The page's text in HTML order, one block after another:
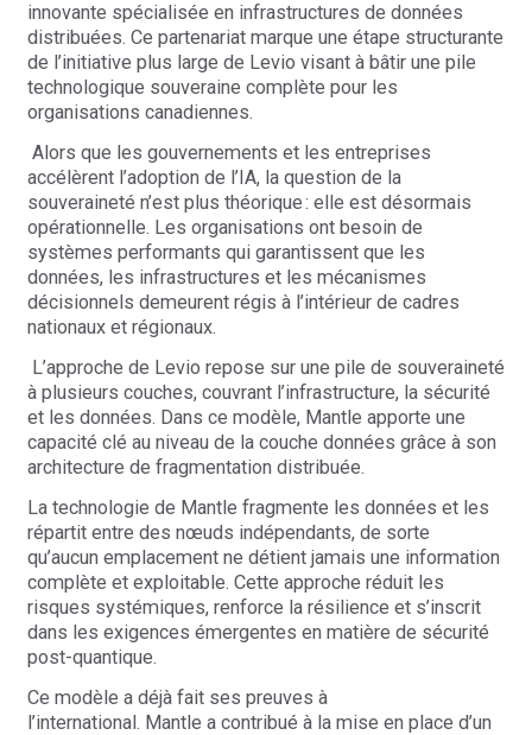
innovante spécialisée en infrastructures de données
distribuées. Ce partenariat marque une étape structurante
de l’initiative plus large de Levio visant à bâtir une pile
technologique souveraine complète pour les
organisations canadiennes.
Alors que les gouvernements et les entreprises
accélèrent l’adoption de l’IA, la question de la
souveraineté n’est plus théorique: elle est désormais
opérationnelle. Les organisations ont besoin de
systèmes performants qui garantissent que les
données, les infrastructures et les mécanismes
décisionnels demeurent régis à l’intérieur de cadres
nationaux et régionaux.
L’approche de Levio repose sur une pile de souveraineté
à plusieurs couches, couvrant l’infrastructure, la sécurité
et les données. Dans ce modèle, Mantle apporte une
capacité clé au niveau de la couche données grâce à son
architecture de fragmentation distribuée.
La technologie de Mantle fragmente les données et les
répartit entre des nœuds indépendants, de sorte
qu’aucun emplacement ne détient jamais une information
complète et exploitable. Cette approche réduit les
risques systémiques, renforce la résilience et s’inscrit
dans les exigences émergentes en matière de sécurité
post-quantique.
Ce modèle a déjà fait ses preuves à
l’international. Mantle a contribué à la mise en place d’un